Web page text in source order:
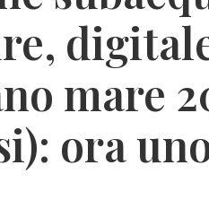
mare
ora